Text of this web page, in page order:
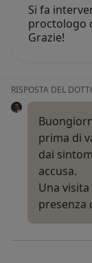
Si fa
proctologo
Grazie!
RISPOSTA DEL
prima di
dai
accusa.
Una